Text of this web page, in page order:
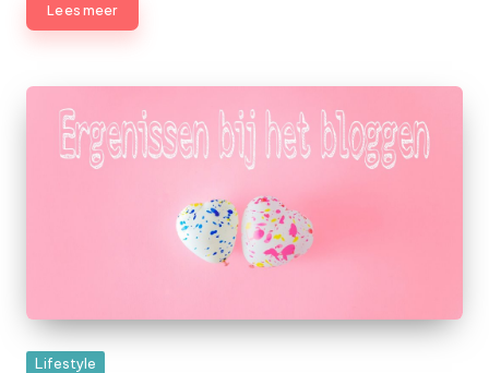
Lees meer
Geplaatst
Lifestyle